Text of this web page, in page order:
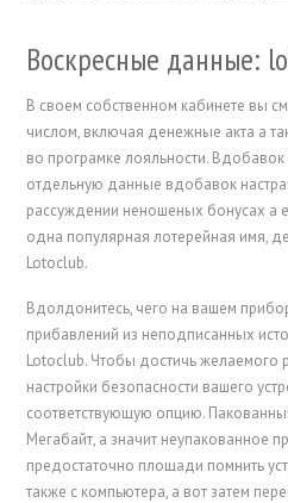
Воскресные данные:
В своем собственном кабинете вы
числом, включая денежные акта а
во програмке лояльности. Вдобавок
отдельную данные вдобавок
рассуждении неношеных бонусах а
одна популярная лотерейная имя,
Lotoclub.
Вдолдонитесь, чего на вашем
прибавлений из неподписанных
Lotoclub. Чтобы достичь желаемого
настройки безопасности вашего
соответствующую опцию.
Мегабайт, а значит неупакованное
предостаточно площади помнить
также с компьютера, а вот затем